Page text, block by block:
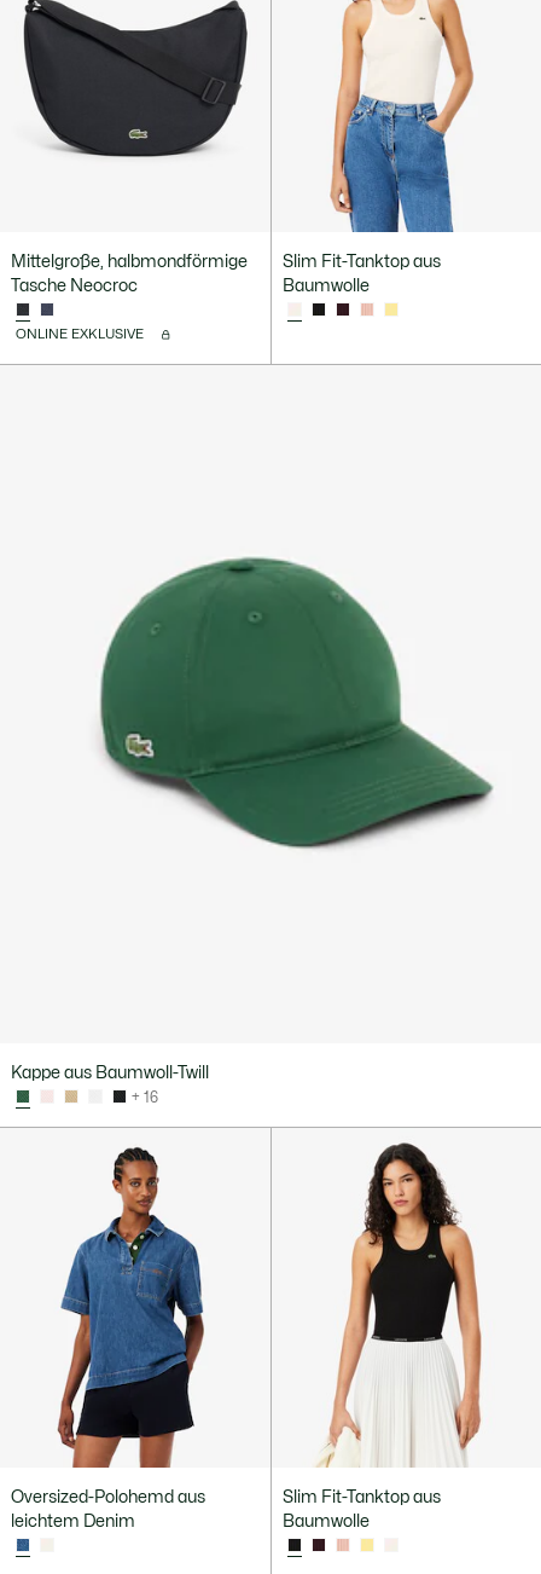
Mittelgroße, halbmondförmige
Tasche Neocroc
ONLINE EXKLUSIVE
Slim Fit-Tanktop aus
Baumwolle
Kappe aus Baumwoll-Twill
+ 16
Oversized-Polohemd aus
leichtem Denim
Slim Fit-Tanktop aus
Baumwolle